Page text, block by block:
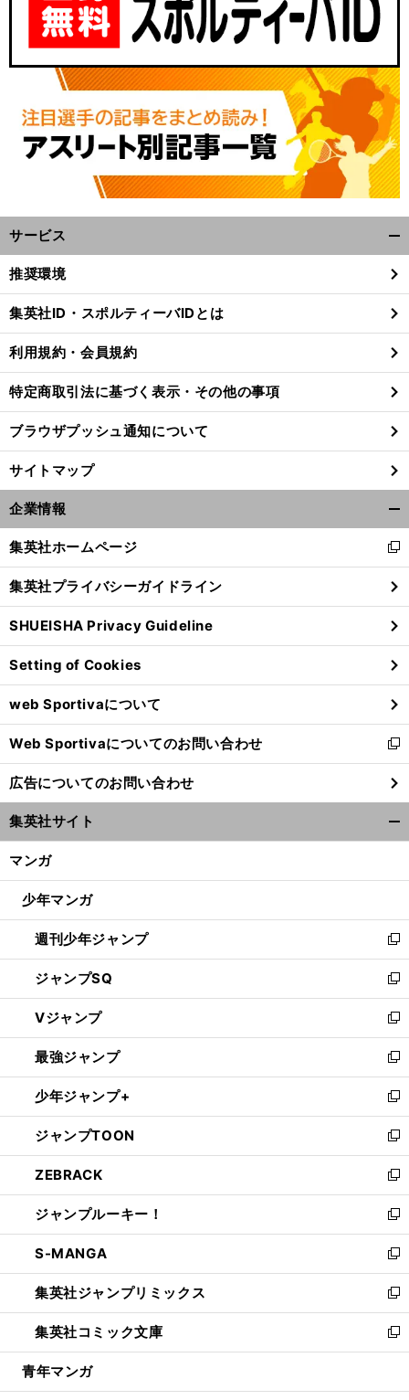
サービス
閉
る
推奨環境
集英社ID・スポルティーバIDとは
利用規約・会員規約
特定商取引法に基づく表示・その他の事項
ブラウザプッシュ通知について
サイトマップ
企業情報
閉
る
集英社ホームページ
新
し
い
ウ
ィ
ン
ド
ウ
で
開
く
集英社プライバシーガイドライン
SHUEISHA Privacy Guideline
Setting of Cookies
web Sportivaについて
Web Sportivaについてのお問い合わせ
新
し
い
ウ
ィ
ン
ウ
開
く
広告についてのお問い合わせ
集英社サイト
マンガ
少年マンガ
週刊少年ジャンプ
新
し
い
ウ
ィ
ン
ド
ウ
で
開
く
ジャンプSQ
新
し
い
ウ
ィ
ン
ド
ウ
で
開
く
Vジャンプ
新
し
い
ウ
ィ
ン
ド
ウ
で
開
く
最強ジャンプ
新
し
い
ウ
ィ
ン
ド
ウ
で
開
く
少年ジャンプ+
新
し
い
ウ
ィ
ン
ド
ウ
で
開
く
ジャンプTOON
新
し
い
ウ
ィ
ン
ド
ウ
で
開
く
ZEBRACK
新
し
い
ウ
ィ
ン
ド
ウ
で
開
ジャンプルーキー！
新
し
い
ウ
ィ
ン
ド
ウ
開
S-MANGA
新
し
い
ウ
ィ
ン
ウ
集英社ジャンプリミックス
新
し
い
ウ
ン
集英社コミック文庫
新
し
ウ
青年マンガ